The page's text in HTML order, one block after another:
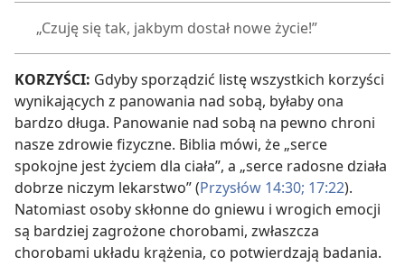
„Czuję się tak, jakbym dostał nowe życie!”
KORZYŚCI: Gdyby sporządzić listę wszystkich korzyści
wynikających z panowania nad sobą, byłaby ona
bardzo długa. Panowanie nad sobą na pewno chroni
nasze zdrowie fizyczne. Biblia mówi, że „serce
spokojne jest życiem dla ciała”, a „serce radosne działa
dobrze niczym lekarstwo” (Przysłów 14:30; 17:22).
Natomiast osoby skłonne do gniewu i wrogich emocji
są bardziej zagrożone chorobami, zwłaszcza
chorobami układu krążenia, co potwierdzają badania.